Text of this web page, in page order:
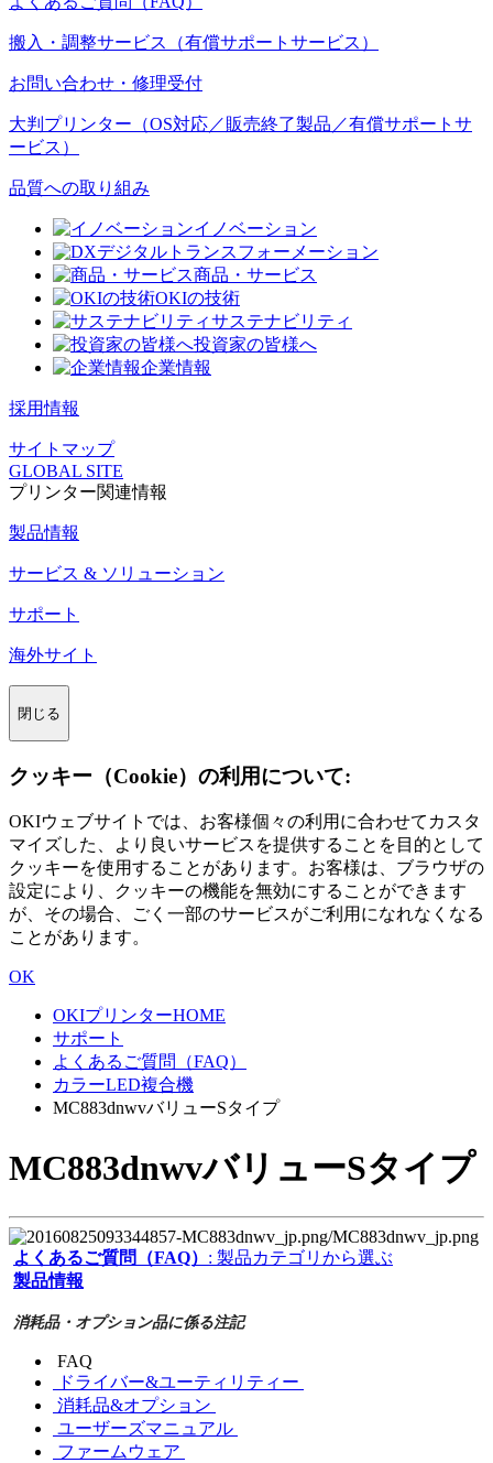
搬入・調整サービス（有償サポートサービス）
お問い合わせ・修理受付
大判プリンター（OS対応／販売終了製品／有償サポートサ
ービス）
品質への取り組み
イノベーション
デジタルトランスフォーメーション
商品・サービス
OKIの技術
サステナビリティ
投資家の皆様へ
企業情報
採用情報
サイトマップ
GLOBAL SITE
プリンター関連情報
製品情報
サービス & ソリューション
サポート
海外サイト
閉じる
クッキー（Cookie）の利用について:
OKIウェブサイトでは、お客様個々の利用に合わせてカスタ
マイズした、より良いサービスを提供することを目的として
クッキーを使用することがあります。お客様は、ブラウザの
設定により、クッキーの機能を無効にすることができます
が、その場合、ごく一部のサービスがご利用になれなくなる
ことがあります。
OK
OKIプリンターHOME
サポート
よくあるご質問（FAQ）
カラーLED複合機
MC883dnwvバリューSタイプ
MC883dnwvバリューSタイプ
よくあるご質問（FAQ） : 製品カテゴリから選ぶ
製品情報
消耗品・オプション品に係る注記
FAQ
ドライバー&ユーティリティー
消耗品&オプション
ユーザーズマニュアル
ファームウェア